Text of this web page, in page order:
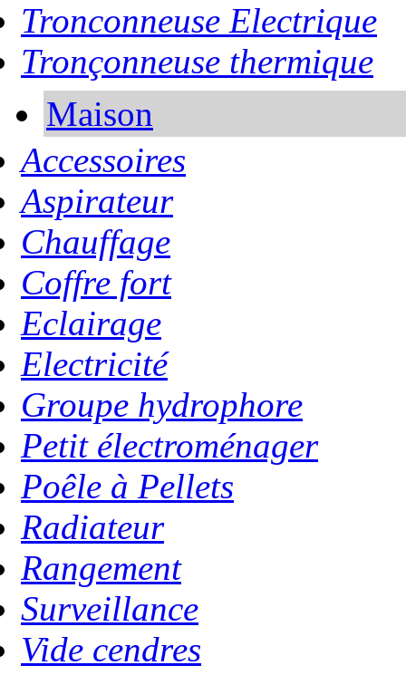
Tronconneuse Electrique
Tronçonneuse thermique
Maison
Accessoires
Aspirateur
Chauffage
Coffre fort
Eclairage
Electricité
Groupe hydrophore
Petit électroménager
Poêle à Pellets
Radiateur
Rangement
Surveillance
Vide cendres